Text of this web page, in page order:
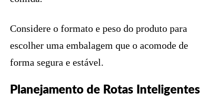
Considere o formato e peso do produto para
escolher uma embalagem que o acomode de
forma segura e estável.
Planejamento de Rotas Inteligentes